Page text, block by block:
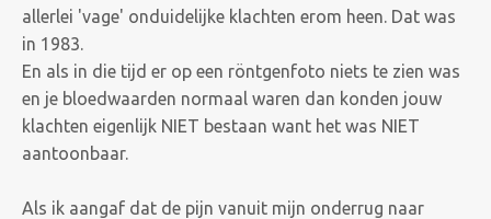
allerlei 'vage' onduidelijke klachten erom heen. Dat was
in 1983.
En als in die tijd er op een röntgenfoto niets te zien was
en je bloedwaarden normaal waren dan konden jouw
klachten eigenlijk NIET bestaan want het was NIET
aantoonbaar.
Als ik aangaf dat de pijn vanuit mijn onderrug naar